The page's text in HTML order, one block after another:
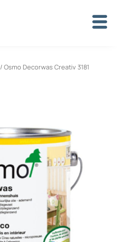
/ Osmo Decorwas Creativ 3181